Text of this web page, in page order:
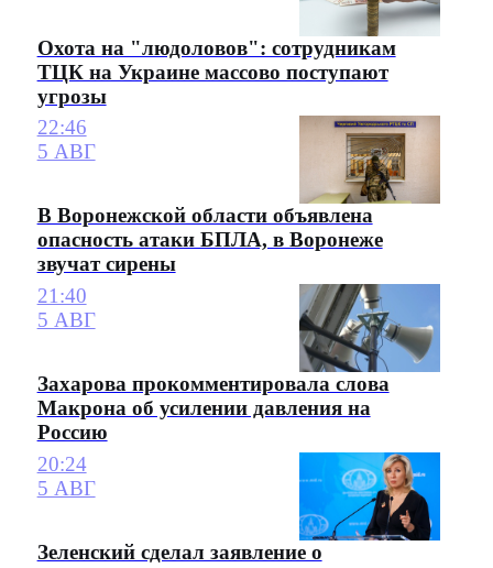
Охота на "людоловов": сотрудникам
ТЦК на Украине массово поступают
угрозы
22:46
5 АВГ
В Воронежской области объявлена
опасность атаки БПЛА, в Воронеже
звучат сирены
21:40
5 АВГ
Захарова прокомментировала слова
Макрона об усилении давления на
Россию
20:24
5 АВГ
Зеленский сделал заявление о